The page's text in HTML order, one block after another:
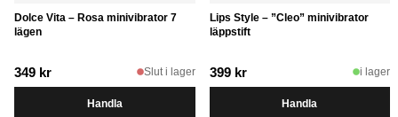
Dolce Vita – Rosa minivibrator 7
lägen
349 kr Slut i lager
Handla
Lips Style – ”Cleo” minivibrator
läppstift
399 kr i lager
Handla